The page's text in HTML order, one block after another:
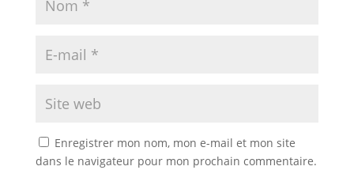
Enregistrer mon nom, mon e-mail et mon site
dans le navigateur pour mon prochain commentaire.